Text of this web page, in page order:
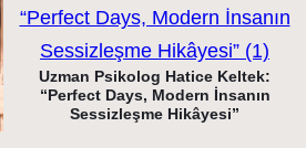
Uzman Psikolog Hatice Keltek:
“Perfect Days, Modern İnsanın
Sessizleşme Hikâyesi”